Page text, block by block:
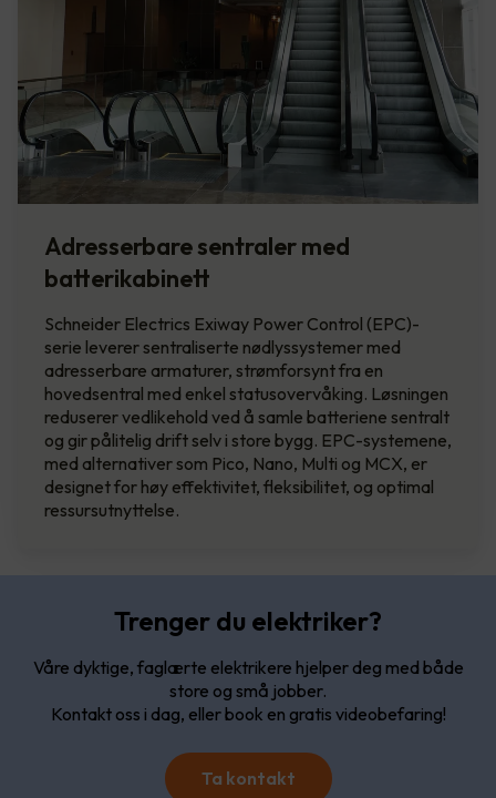
Adresserbare sentraler med
batterikabinett
Schneider Electrics Exiway Power Control (EPC)-
serie leverer sentraliserte nødlyssystemer med
adresserbare armaturer, strømforsynt fra en
hovedsentral med enkel statusovervåking. Løsningen
reduserer vedlikehold ved å samle batteriene sentralt
og gir pålitelig drift selv i store bygg. EPC-systemene,
med alternativer som Pico, Nano, Multi og MCX, er
designet for høy effektivitet, fleksibilitet, og optimal
ressursutnyttelse.
Trenger du elektriker?
Våre dyktige, faglærte elektrikere hjelper deg med både
store og små jobber.
Kontakt oss i dag, eller book en gratis videobefaring!
Ta kontakt